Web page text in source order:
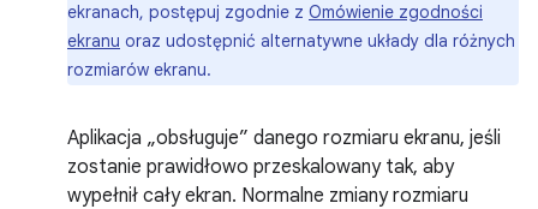
ekranach, postępuj zgodnie z Omówienie zgodności
ekranu oraz udostępnić alternatywne układy dla różnych
rozmiarów ekranu.
Aplikacja „obsługuje” danego rozmiaru ekranu, jeśli
zostanie prawidłowo przeskalowany tak, aby
wypełnił cały ekran. Normalne zmiany rozmiaru